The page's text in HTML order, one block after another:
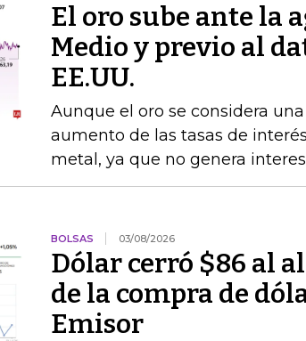
El oro sube ante la
Medio y previo al
EE.UU.
Aunque el oro se considera
aumento de las tasas de
metal, ya que no genera
BOLSAS 03/08/2026
Dólar cerró $86 al
de la compra de
Emisor